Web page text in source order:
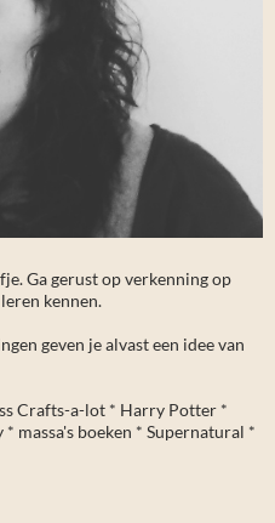
Ga gerust op verkenning op
kennen.
geven je alvast een idee van
Crafts-a-lot * Harry Potter *
massa's boeken * Supernatural *